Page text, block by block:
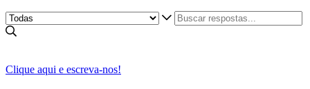
Clique aqui e escreva-nos!